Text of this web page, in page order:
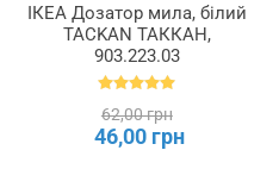
ІКЕА Дозатор мила, білий
TACKAN ТАККАН,
903.223.03
62,00 грн
46,00 грн